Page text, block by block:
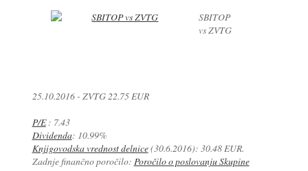
SBITOP
vs ZVTG
25.10.2016 - ZVTG 22.75 EUR
P/E: 7.43
Dividenda: 10.99%
Knjigovodska vrednost delnice(30.6.2016): 30.48 EUR.
Zadnje finančno poročilo: Poročilo o poslovanju Skupine